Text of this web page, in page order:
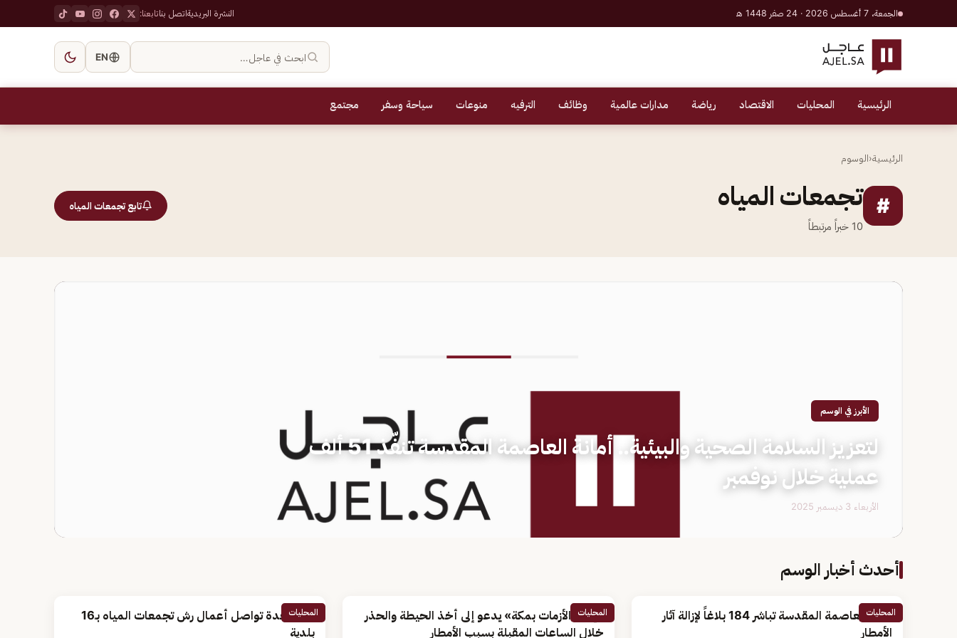
الجمعة، 7 أغسطس 2026 · 24 صفر 1448 هـ النشرة البريديةاتصل بناتابعنا:
ابحث في عاجل… EN
الرئيسية المحليات الاقتصاد رياضة مدارات عالمية وظائف الترفيه منوعات سياحة وسفر مجتمع
الرئيسية‹الوسوم
# تجمعات المياه
10 خبراً مرتبطاً
تابع تجمعات المياه
الأبرز في الوسم
لتعزيز السلامة الصحية والبيئية.. أمانة العاصمة المقدسة تنفّذ 51 ألف
عملية خلال نوفمبر
الأربعاء 3 ديسمبر 2025
أحدث أخبار الوسم
المحليات
أمانة العاصمة المقدسة تباشر 184 بلاغاً لإزالة آثار
الأمطار
المحليات
«إدارة الأزمات بمكة» يدعو إلى أخذ الحيطة والحذر
خلال الساعات المقبلة بسبب الأمطار
المحليات
أمانة جدة تواصل أعمال رش تجمعات المياه بـ16
بلدية